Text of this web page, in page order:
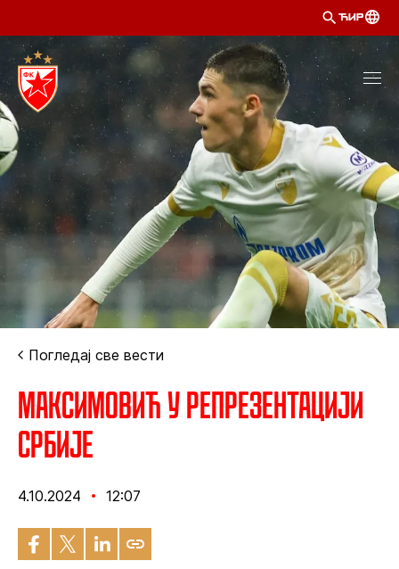
ЋИР
Погледај све вести
Максимовић у репрезентацији
Србије
4.10.2024 12:07